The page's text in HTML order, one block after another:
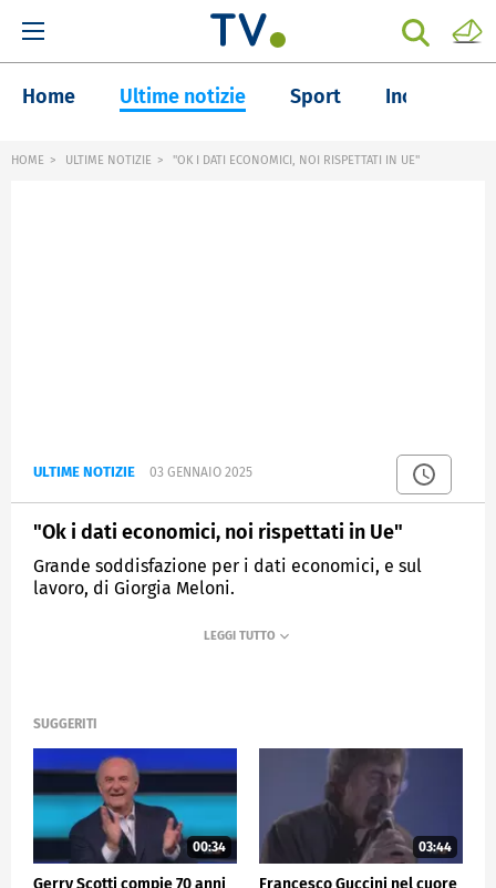
Home Ultime notizie Sport Inchieste
HOME ULTIME NOTIZIE "OK I DATI ECONOMICI, NOI RISPETTATI IN UE"
ULTIME NOTIZIE 03 GENNAIO 2025
"Ok i dati economici, noi rispettati in Ue"
Grande soddisfazione per i dati economici, e sul
lavoro, di Giorgia Meloni.
SUGGERITI
00:34
Gerry Scotti compie 70 anni
03:44
Francesco Guccini nel cuore